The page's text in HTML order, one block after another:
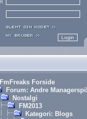
FmFreaks Forside
Forum: Andre Managerspil
Nostalgi
FM2013
Kategori: Blogs